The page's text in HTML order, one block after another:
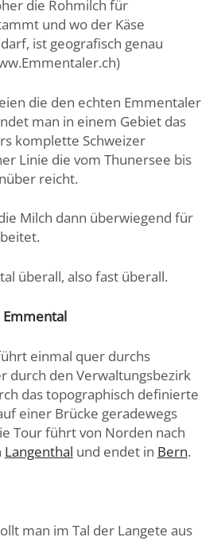
die Rohmilch für
und wo der Käse
ist geografisch genau
die den echten Emmentaler
man in einem Gebiet das
komplette Schweizer
Linie die vom Thunersee bis
reicht.
Milch dann überwiegend für
überall, also fast überall.
einmal quer durchs
durch den Verwaltungsbezirk
das topographisch definierte
einer Brücke geradewegs
Tour führt von Norden nach
Langenthal und endet in Bern.
man im Tal der Langete aus